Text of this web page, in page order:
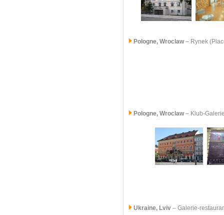
Pologne, Wroclaw– Rynek
Pologne, Wroclaw– Klub-
Ukraine, Lviv – Galerie-